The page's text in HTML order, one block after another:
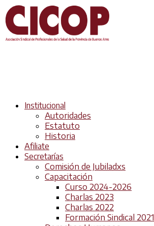
Institucional
Autoridades
Estatuto
Historia
Afiliate
Secretarías
Comisión de Jubiladxs
Capacitación
Curso 2024-2026
Charlas 2023
Charlas 2022
Formación Sindical 2021